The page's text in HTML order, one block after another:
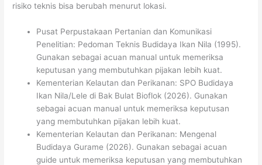
risiko teknis bisa berubah menurut lokasi.
Pusat Perpustakaan Pertanian dan Komunikasi
Penelitian: Pedoman Teknis Budidaya Ikan Nila (1995).
Gunakan sebagai acuan manual untuk memeriksa
keputusan yang membutuhkan pijakan lebih kuat.
Kementerian Kelautan dan Perikanan: SPO Budidaya
Ikan Nila/Lele di Bak Bulat Bioflok (2026). Gunakan
sebagai acuan manual untuk memeriksa keputusan
yang membutuhkan pijakan lebih kuat.
Kementerian Kelautan dan Perikanan: Mengenal
Budidaya Gurame (2026). Gunakan sebagai acuan
guide untuk memeriksa keputusan yang membutuhkan